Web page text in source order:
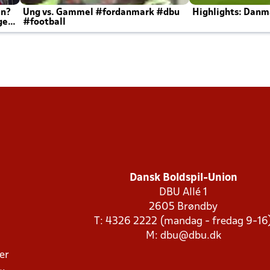
Ung vs. Gammel #fordanmark #dbu
#football
Highlights:
Dansk Boldspil-Union
DBU Allé 1
2605 Brøndby
T: 4326 2222 (mandag - fredag 9-
M: dbu@dbu.dk